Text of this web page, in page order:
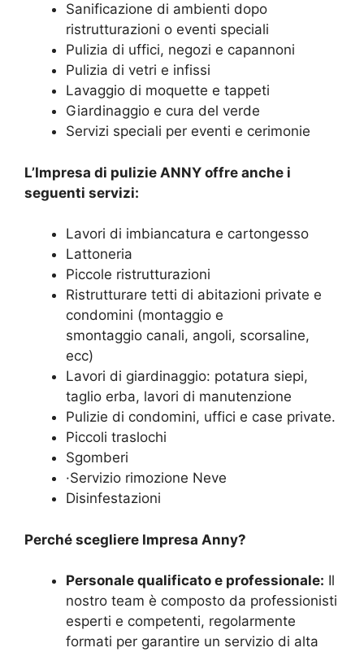
Sanificazione di ambienti dopo
ristrutturazioni o eventi speciali
Pulizia di uffici, negozi e capannoni
Pulizia di vetri e infissi
Lavaggio di moquette e tappeti
Giardinaggio e cura del verde
Servizi speciali per eventi e cerimonie
L’Impresa di pulizie ANNY offre anche i
seguenti servizi:
Lavori di imbiancatura e cartongesso
Lattoneria
Piccole ristrutturazioni
Ristrutturare tetti di abitazioni private e
condomini (montaggio e
smontaggio canali, angoli, scorsaline,
ecc)
Lavori di giardinaggio: potatura siepi,
taglio erba, lavori di manutenzione
Pulizie di condomini, uffici e case private.
Piccoli traslochi
Sgomberi
·Servizio rimozione Neve
Disinfestazioni
Perché scegliere Impresa Anny?
Personale qualificato e professionale: Il
nostro team è composto da professionisti
esperti e competenti, regolarmente
formati per garantire un servizio di alta